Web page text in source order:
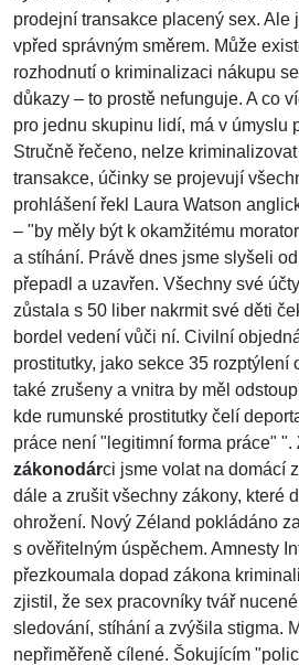
prodejní transakce placený sex. Ale
vpřed správným směrem. Může
rozhodnutí o kriminalizaci nákupu
důkazy – to prostě nefunguje. A co
pro jednu skupinu lidí, má v úmyslu
Stručně řečeno, nelze
transakce, účinky se projevují
prohlášení řekl Laura Watson
– "by měly být k okamžitému
a stíhání. Právě dnes jsme slyšeli
přepadl a uzavřen. Všechny své
zůstala s 50 liber nakrmit své děti
bordel vedení vůči ní. Civilní
prostitutky, jako sekce 35 rozptýlení
také zrušeny a vnitra by měl
kde rumunské prostitutky čelí
práce není "legitimní forma práce" ".
zákonodárci jsme volat na domácí
dále a zrušit všechny zákony, které
ohrožení. Nový Zéland pokládáno
s ověřitelným úspěchem. Amnesty
přezkoumala dopad zákona
zjistil, že sex pracovníky tvář
sledování, stíhání a zvýšila stigma.
nepřiměřeně cílené. Šokujícím